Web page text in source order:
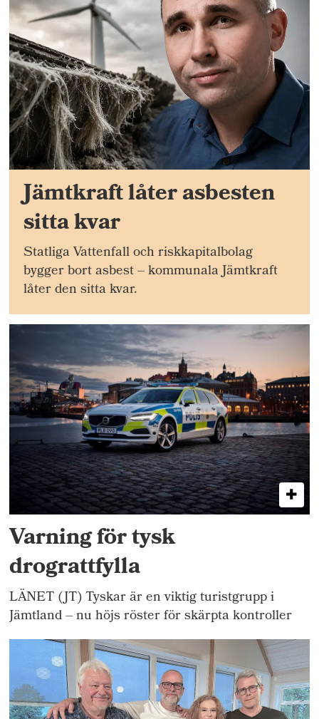
Jämtkraft låter asbesten
sitta kvar
Statliga Vattenfall och riskkapitalbolag
bygger bort asbest – kommunala Jämtkraft
låter den sitta kvar.
Varning för tysk
drograttfylla
LÄNET (JT) Tyskar är en viktig turistgrupp i
Jämtland – nu höjs röster för skärpta kontroller